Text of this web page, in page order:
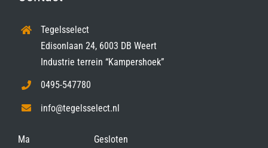
Tegelsselect
Edisonlaan 24, 6003 DB Weert
Industrie terrein “Kampershoek”
0495-547780
info@tegelsselect.nl
Ma
Gesloten